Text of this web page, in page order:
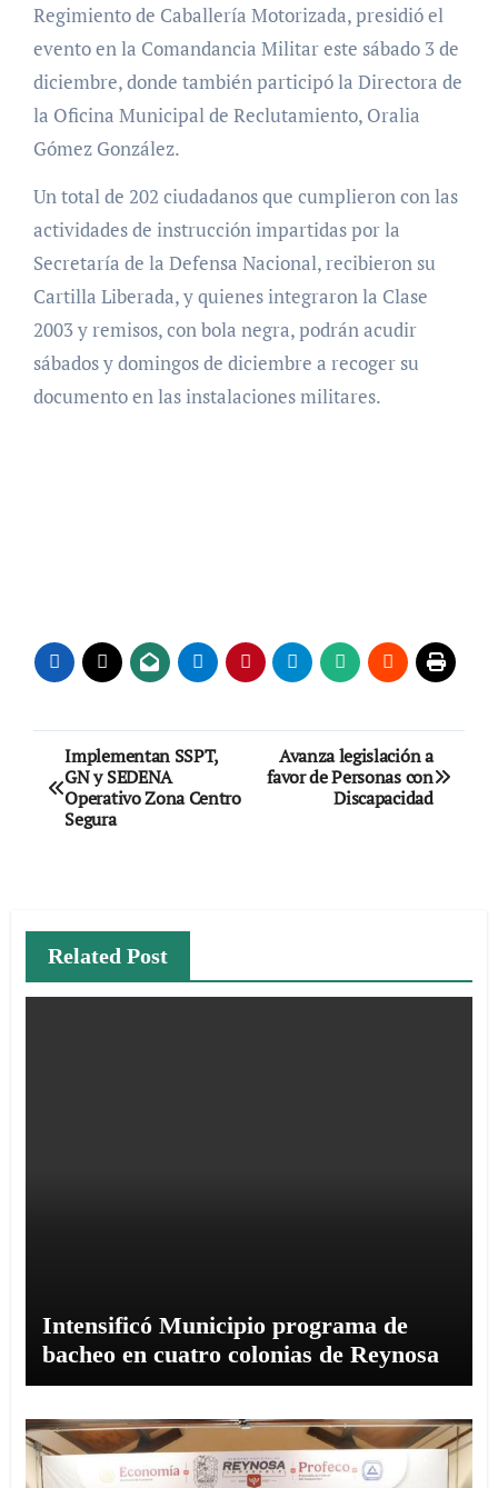
Regimiento de Caballería Motorizada, presidió el
evento en la Comandancia Militar este sábado 3 de
diciembre, donde también participó la Directora de
la Oficina Municipal de Reclutamiento, Oralia
Gómez González.
Un total de 202 ciudadanos que cumplieron con las
actividades de instrucción impartidas por la
Secretaría de la Defensa Nacional, recibieron su
Cartilla Liberada, y quienes integraron la Clase
2003 y remisos, con bola negra, podrán acudir
sábados y domingos de diciembre a recoger su
documento en las instalaciones militares.
Navegación
de
entradas
Implementan SSPT,
GN y SEDENA
Operativo Zona Centro
Segura
Avanza legislación a
favor de Personas con
Discapacidad
Related Post
Intensificó Municipio programa de
bacheo en cuatro colonias de Reynosa